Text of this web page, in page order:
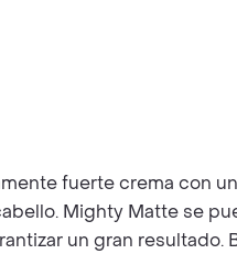
fuerte crema con
Mighty Matte se
un gran